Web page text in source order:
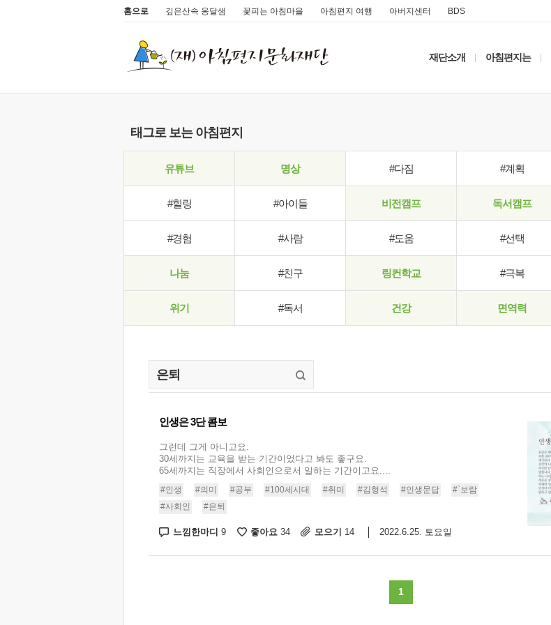
홈으로 깊은산속 옹달샘 꽃피는 아침마을 아침편지 여행 아버지센터 BDS
재단소개 아침편지는
태그로 보는 아침편지
유튜브 명상 #다짐 #계획
#힐링 #아이들 비전캠프 독서캠프
#경험 #사람 #도움 #선택
나눔 #친구 링컨학교 #극복
위기 #독서 건강 면역력
인생은 3단 콤보
그런데 그게 아니고요.
30세까지는 교육을 받는 기간이었다고 봐도 좋구요.
65세까지는 직장에서 사회인으로서 일하는 기간이고요....
#인생 #의미 #공부 #100세시대 #취미 #김형석 #인생문답
#`보람
#사회인
#은퇴
느낌한마디 9 좋아요 34 모으기 14 2022.6.25. 토요일
1